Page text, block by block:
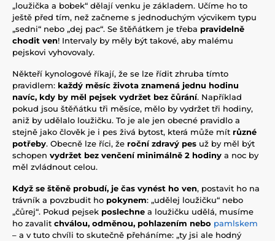
„loužička a bobek“ dělají venku je základem. Učíme ho to
ještě před tím, než začneme s jednoduchým výcvikem typu
„sedni“ nebo „dej pac“. Se štěňátkem je třeba pravidelně
chodit ven! Intervaly by měly být takové, aby malému
pejskovi vyhovovaly.
Někteří kynologové říkají, že se lze řídit zhruba tímto
pravidlem: každý měsíc života znamená jednu hodinu
navíc, kdy by měl pejsek vydržet bez čůrání. Například
pokud jsou štěňátku tři měsíce, mělo by vydržet tři hodiny,
aniž by udělalo loužičku. To je ale jen obecné pravidlo a
stejně jako člověk je i pes živá bytost, která může mít různé
potřeby. Obecně lze říci, že roční zdravý pes už by měl být
schopen vydržet bez venčení minimálně 2 hodiny a noc by
měl zvládnout celou.
Když se štěně probudí, je čas vynést ho ven, postavit ho na
trávník a povzbudit ho pokynem: „udělej loužičku“ nebo
„čůrej“. Pokud pejsek poslechne a loužičku udělá, musíme
ho zavalit chválou, odměnou, pohlazením nebo pamlskem
– a v tuto chvíli to skutečně přeháníme: „ty jsi ale hodný